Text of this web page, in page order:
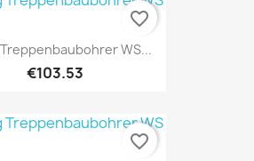
Treppenbaubohrer WS...
€103.53
favorite_border
favorite_border